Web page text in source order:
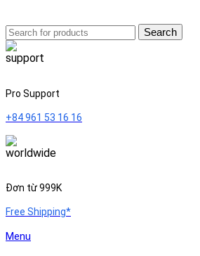
Search
Pro Support
+84 961 53 16 16
Đơn từ 999K
Free Shipping*
Menu